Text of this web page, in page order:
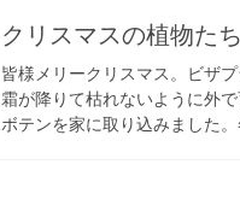
クリスマスの植物たち
皆様メリークリスマス。ビザ
霜が降りて枯れないように外
ボテンを家に取り込みました